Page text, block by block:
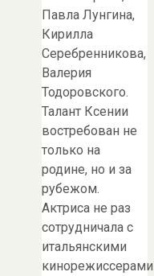
Павла Лунгина,
Кирилла
Серебренникова,
Валерия
Тодоровского.
Талант Ксении
востребован не
только на
родине, но и за
рубежом.
Актриса не раз
сотрудничала с
итальянскими
кинорежиссерами